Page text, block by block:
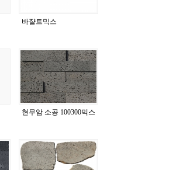
바쟐트믹스
현무암 소공 100300믹스